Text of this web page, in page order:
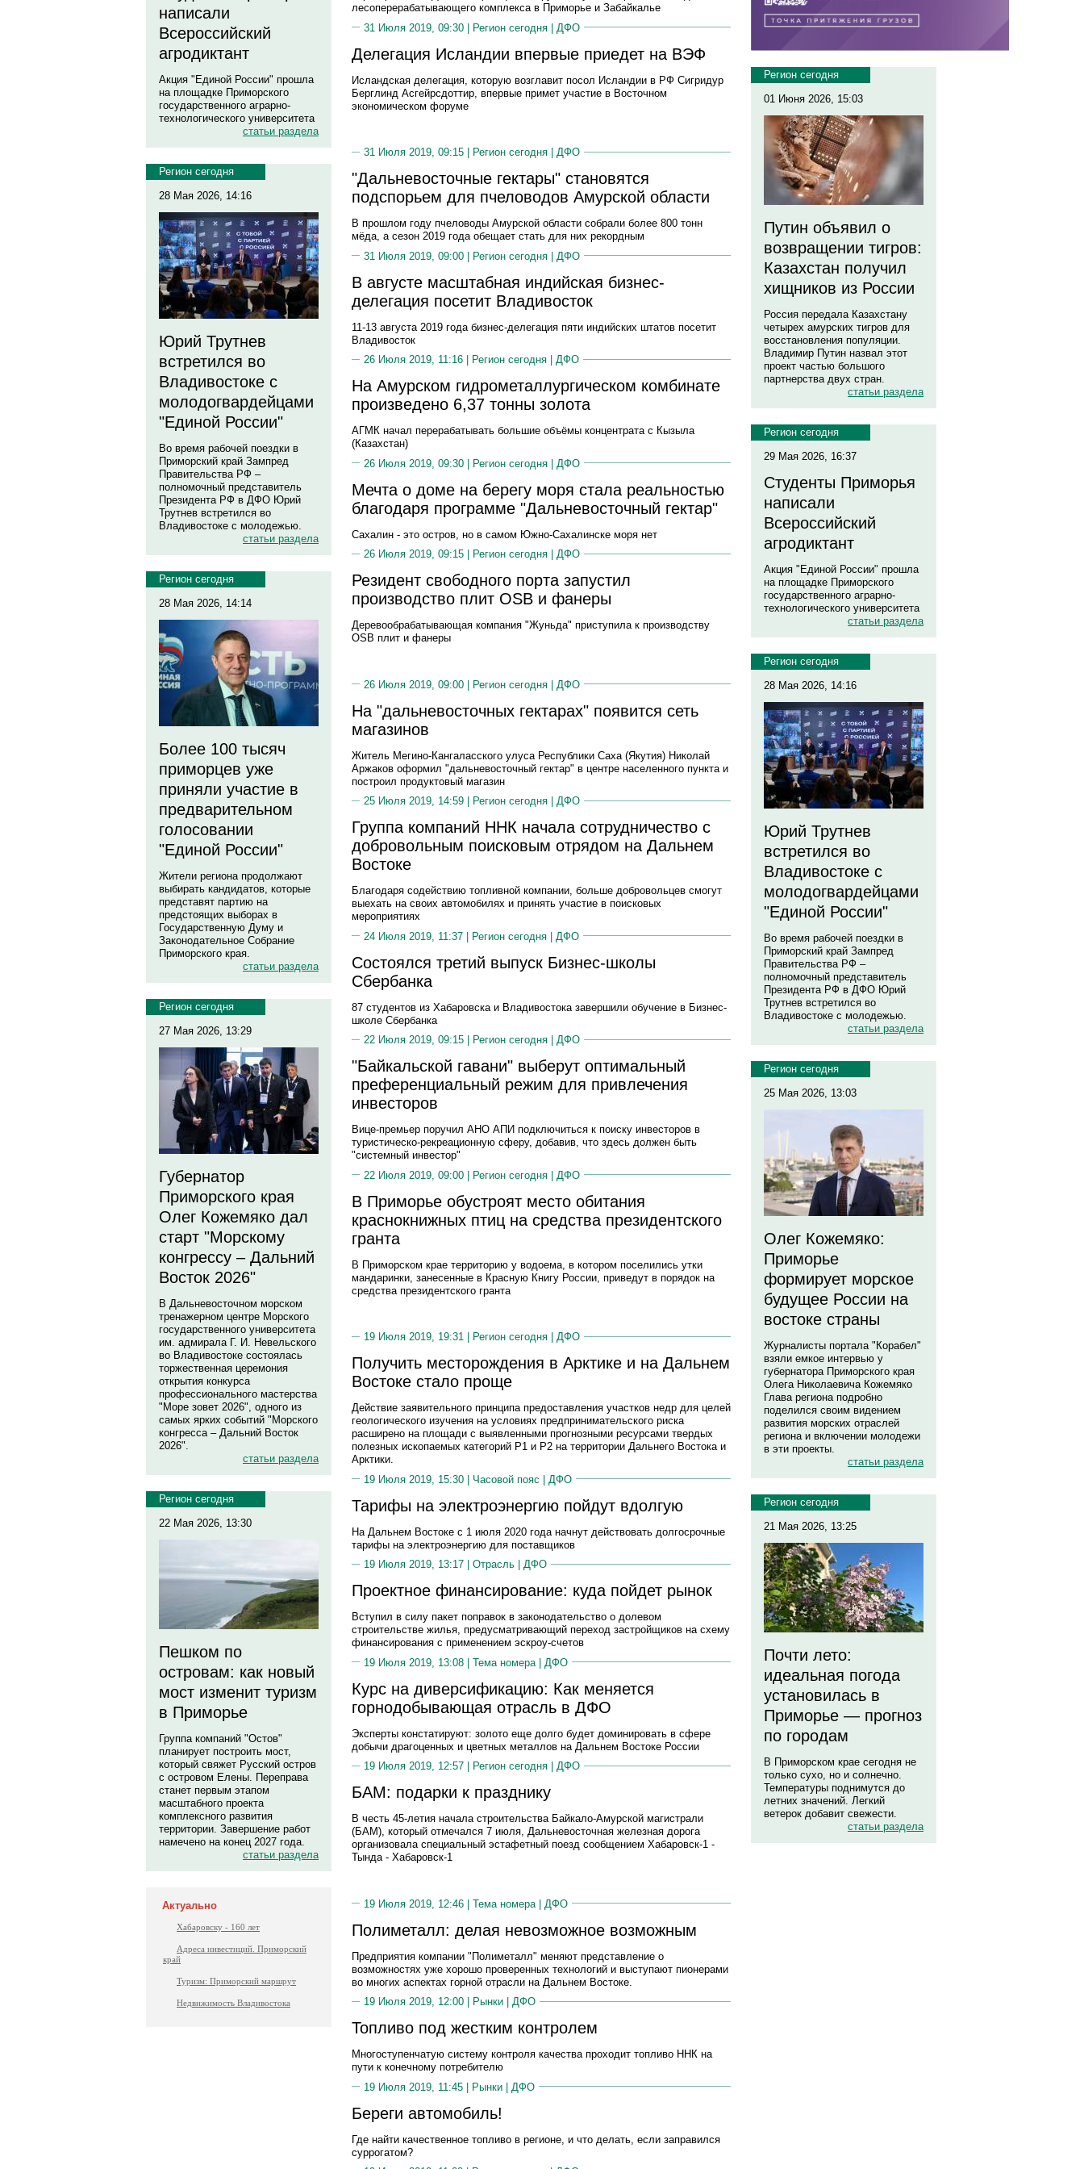
написали
Всероссийский
агродиктант
Акция "Единой России" прошла
на площадке Приморского
государственного аграрно-
технологического университета
статьи раздела
Регион сегодня
28 Мая 2026, 14:16
Юрий Трутнев
встретился во
Владивостоке с
молодогвардейцами
"Единой России"
Во время рабочей поездки в
Приморский край Зампред
Правительства РФ –
полномочный представитель
Президента РФ в ДФО Юрий
Трутнев встретился во
Владивостоке с молодежью.
статьи раздела
Регион сегодня
28 Мая 2026, 14:14
Более 100 тысяч
приморцев уже
приняли участие в
предварительном
голосовании
"Единой России"
Жители региона продолжают
выбирать кандидатов, которые
представят партию на
предстоящих выборах в
Государственную Думу и
Законодательное Собрание
Приморского края.
статьи раздела
Регион сегодня
27 Мая 2026, 13:29
Губернатор
Приморского края
Олег Кожемяко дал
старт "Морскому
конгрессу – Дальний
Восток 2026"
В Дальневосточном морском
тренажерном центре Морского
государственного университета
им. адмирала Г. И. Невельского
во Владивостоке состоялась
торжественная церемония
открытия конкурса
профессионального мастерства
"Море зовет 2026", одного из
самых ярких событий "Морского
конгресса – Дальний Восток
2026".
статьи раздела
Регион сегодня
22 Мая 2026, 13:30
Пешком по
островам: как новый
мост изменит туризм
в Приморье
Группа компаний "Остов"
планирует построить мост,
который свяжет Русский остров
с островом Елены. Переправа
станет первым этапом
масштабного проекта
комплексного развития
территории. Завершение работ
намечено на конец 2027 года.
статьи раздела
Актуально
Хабаровску - 160 лет
Адреса инвестиций. Приморский
край
Туризм: Приморский маршрут
Недвижимость Владивостока
лесоперерабатывающего комплекса в Приморье и Забайкалье
31 Июля 2019, 09:30 | Регион сегодня | ДФО
Делегация Исландии впервые приедет на ВЭФ
Исландская делегация, которую возглавит посол Исландии в РФ Сигридур
Берглинд Асгейрсдоттир, впервые примет участие в Восточном
экономическом форуме
31 Июля 2019, 09:15 | Регион сегодня ДФО
"Дальневосточные гектары" становятся
подспорьем для пчеловодов Амурской области
В прошлом году пчеловоды Амурской области собрали более 800 тонн
мёда, а сезон 2019 года обещает стать для них рекордным
31 Июля 2019, 09:00 | Регион сегодня | ДФО
В августе масштабная индийская бизнес-
делегация посетит Владивосток
11-13 августа 2019 года бизнес-делегация пяти индийских штатов посетит
Владивосток
26 Июля 2019, 11:16 |
Регион сегодня ДФО
На Амурском гидрометаллургическом комбинате
произведено 6,37 тонны золота
АГМК начал перерабатывать большие объёмы концентрата с Кызыла
(Казахстан)
26 Июля 2019, 09:30 | Регион сегодня | ДФО
Мечта о доме на берегу моря стала реальностью
благодаря программе "Дальневосточный гектар"
Сахалин - это остров, но в самом Южно-Сахалинске моря нет
26 Июля 2019, 09:15 |
Регион сегодня ДФО
Резидент свободного порта запустил
производство плит OSB и фанеры
Деревообрабатывающая компания "Жуньда" приступила к производству
OSB плит и фанеры
26 Июля 2019, 09:00 | Регион сегодня | ДФО
На "дальневосточных гектарах" появится сеть
магазинов
Житель Мегино-Кангаласского улуса Республики Саха (Якутия) Николай
Аржаков оформил "дальневосточный гектар" в центре населенного пункта и
построил продуктовый магазин
25 Июля 2019, 14:59 |
Регион сегодня ДФО
Группа компаний ННК начала сотрудничество с
добровольным поисковым отрядом на Дальнем
Востоке
Благодаря содействию топливной компании, больше добровольцев смогут
выехать на своих автомобилях и принять участие в поисковых
мероприятиях
24 Июля 2019, 11:37 | Регион сегодня | ДФО
Состоялся третий выпуск Бизнес-школы
Сбербанка
87 студентов из Хабаровска и Владивостока завершили обучение в Бизнес-
школе Сбербанка
22 Июля 2019, 09:15 |
Регион сегодня ДФО
"Байкальской гавани" выберут оптимальный
преференциальный режим для привлечения
инвесторов
Вице-премьер поручил АНО АПИ подключиться к поиску инвесторов в
туристическо-рекреационную сферу, добавив, что здесь должен быть
"системный инвестор"
22 Июля 2019, 09:00 | Регион сегодня | ДФО
В Приморье обустроят место обитания
краснокнижных птиц на средства президентского
гранта
В Приморском крае территорию у водоема, в котором поселились утки
мандаринки, занесенные в Красную Книгу России, приведут в порядок на
средства президентского гранта
19 Июля 2019, 19:31 | Регион сегодня ДФО
Получить месторождения в Арктике и на Дальнем
Востоке стало проще
Действие заявительного принципа предоставления участков недр для целей
геологического изучения на условиях предпринимательского риска
расширено на площади с выявленными прогнозными ресурсами твердых
полезных ископаемых категорий Р1 и Р2 на территории Дальнего Востока и
Арктики.
19 Июля 2019, 15:30 | Часовой пояс | ДФО
Тарифы на электроэнергию пойдут вдолгую
На Дальнем Востоке с 1 июля 2020 года начнут действовать долгосрочные
тарифы на электроэнергию для поставщиков
19 Июля 2019, 13:17 | Отрасль ДФО
Проектное финансирование: куда пойдет рынок
Вступил в силу пакет поправок в законодательство о долевом
строительстве жилья, предусматривающий переход застройщиков на схему
финансирования с применением эскроу-счетов
19 Июля 2019, 13:08 | Тема номера | ДФО
Курс на диверсификацию: Как меняется
горнодобывающая отрасль в ДФО
Эксперты констатируют: золото еще долго будет доминировать в сфере
добычи драгоценных и цветных металлов на Дальнем Востоке России
19 Июля 2019, 12:57 |
Регион сегодня ДФО
БАМ: подарки к празднику
В честь 45-летия начала строительства Байкало-Амурской магистрали
(БАМ), который отмечался 7 июля, Дальневосточная железная дорога
организовала специальный эстафетный поезд сообщением Хабаровск-1 -
Тында - Хабаровск-1
19 Июля 2019, 12:46 | Тема номера | ДФО
Полиметалл: делая невозможное возможным
Предприятия компании "Полиметалл" меняют представление о
возможностях уже хорошо проверенных технологий и выступают пионерами
во многих аспектах горной отрасли на Дальнем Востоке.
19 Июля 2019, 12:00 |
Рынки ДФО
Топливо под жестким контролем
Многоступенчатую систему контроля качества проходит топливо ННК на
пути к конечному потребителю
19 Июля 2019, 11:45 | Рынки | ДФО
Береги автомобиль!
Где найти качественное топливо в регионе, и что делать, если заправился
суррогатом?
Регион сегодня
01 Июня 2026, 15:03
Путин объявил о
возвращении тигров:
Казахстан получил
хищников из России
Россия передала Казахстану
четырех амурских тигров для
восстановления популяции.
Владимир Путин назвал этот
проект частью большого
партнерства двух стран.
статьи раздела
Регион сегодня
29 Мая 2026, 16:37
Студенты Приморья
написали
Всероссийский
агродиктант
Акция "Единой России" прошла
на площадке Приморского
государственного аграрно-
технологического университета
статьи раздела
Регион сегодня
28 Мая 2026, 14:16
Юрий Трутнев
встретился во
Владивостоке с
молодогвардейцами
"Единой России"
Во время рабочей поездки в
Приморский край Зампред
Правительства РФ –
полномочный представитель
Президента РФ в ДФО Юрий
Трутнев встретился во
Владивостоке с молодежью.
статьи раздела
Регион сегодня
25 Мая 2026, 13:03
Олег Кожемяко:
Приморье
формирует морское
будущее России на
востоке страны
Журналисты портала "Корабел"
взяли емкое интервью у
губернатора Приморского края
Олега Николаевича Кожемяко
Глава региона подробно
поделился своим видением
развития морских отраслей
региона и включении молодежи
в эти проекты.
статьи раздела
Регион сегодня
21 Мая 2026, 13:25
Почти лето:
идеальная погода
установилась в
Приморье — прогноз
по городам
В Приморском крае сегодня не
только сухо, но и солнечно.
Температуры поднимутся до
летних значений. Легкий
ветерок добавит свежести.
статьи раздела